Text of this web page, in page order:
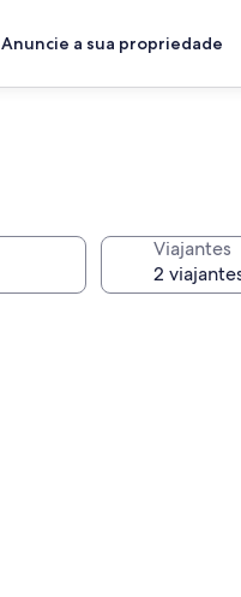
Anuncie a sua propriedade
Viajantes